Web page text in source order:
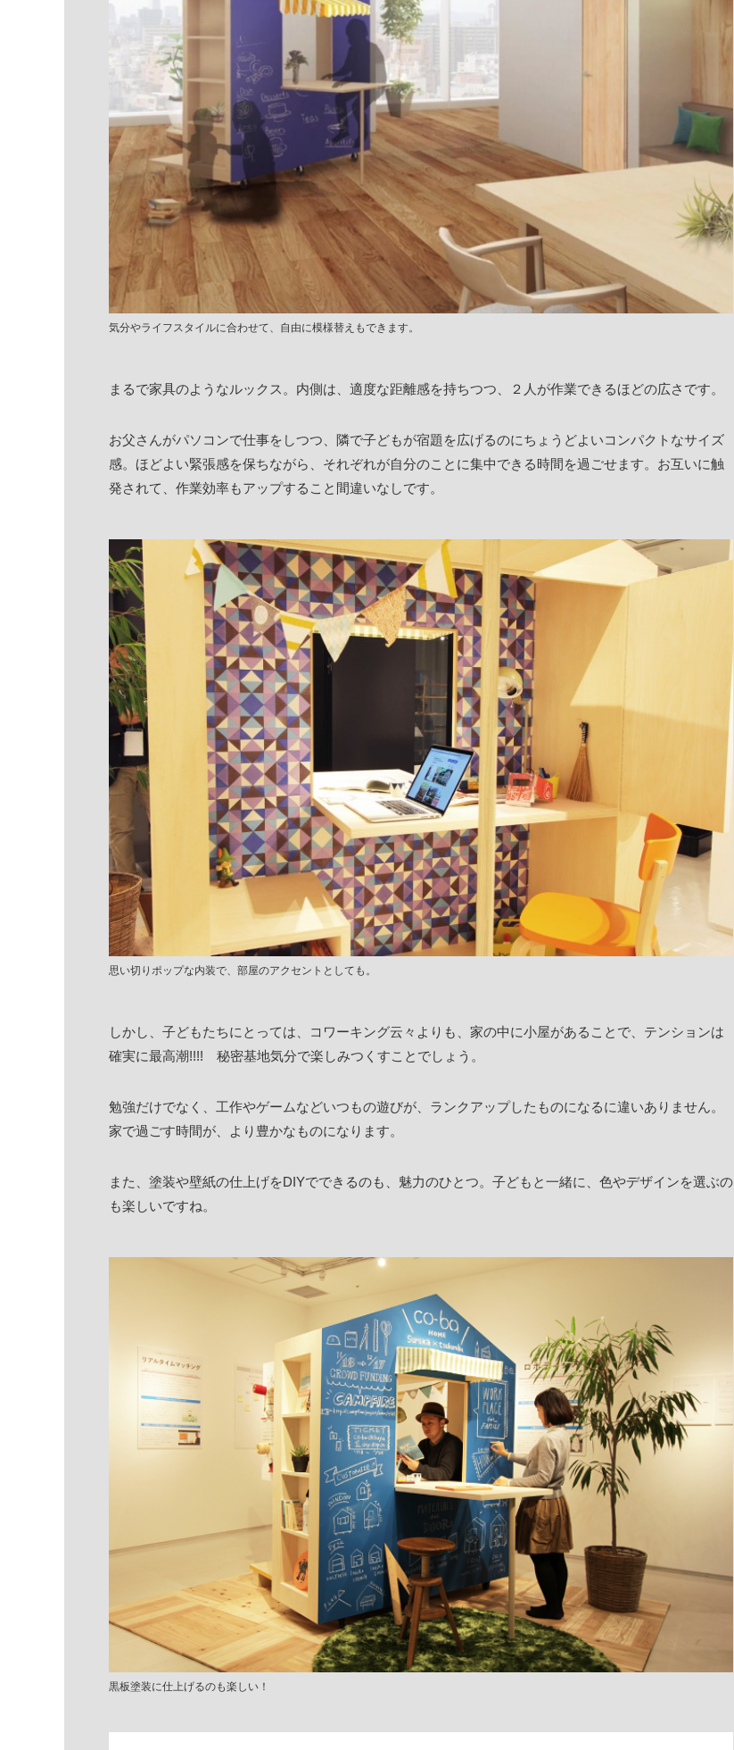
気分やライフスタイルに合わせて、自由に模様替えもできます。
まるで家具のようなルックス。内側は、適度な距離感を持ちつつ、２人が作業できるほどの広さです。
お父さんがパソコンで仕事をしつつ、隣で子どもが宿題を広げるのにちょうどよいコンパクトなサイズ
感。ほどよい緊張感を保ちながら、それぞれが自分のことに集中できる時間を過ごせます。お互いに触
発されて、作業効率もアップすること間違いなしです。
思い切りポップな内装で、部屋のアクセントとしても。
しかし、子どもたちにとっては、コワーキング云々よりも、家の中に小屋があることで、テンションは
確実に最高潮!!!! 秘密基地気分で楽しみつくすことでしょう。
勉強だけでなく、工作やゲームなどいつもの遊びが、ランクアップしたものになるに違いありません。
家で過ごす時間が、より豊かなものになります。
また、塗装や壁紙の仕上げをDIYでできるのも、魅力のひとつ。子どもと一緒に、色やデザインを選ぶの
も楽しいですね。
黒板塗装に仕上げるのも楽しい！